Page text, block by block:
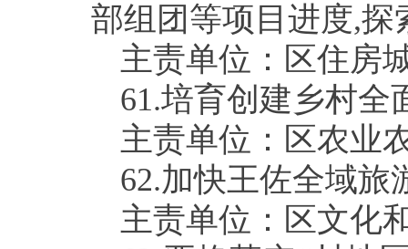
部组团等项目进度,探
主责单位：区住房
61.培育创建乡村全
主责单位：区农业
62.加快王佐全域旅
主责单位：区文化